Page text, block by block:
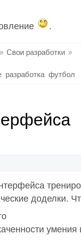
.
» Свои разработки »
разработка футбол
доделки.
умения